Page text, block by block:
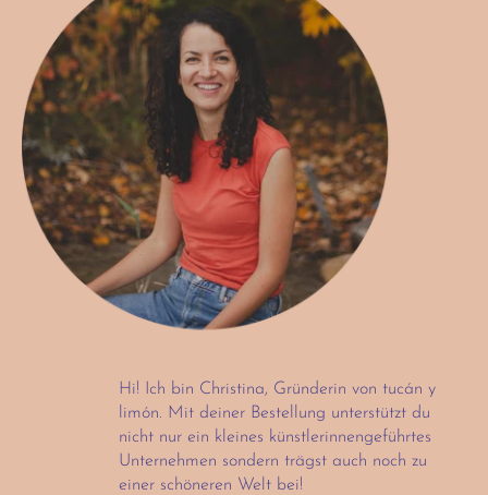
Hi! Ich bin Christina, Gründerin von tucán y
limón. Mit deiner Bestellung unterstützt du
nicht nur ein kleines künstlerinnengeführtes
Unternehmen sondern trägst auch noch zu
einer schöneren Welt bei!